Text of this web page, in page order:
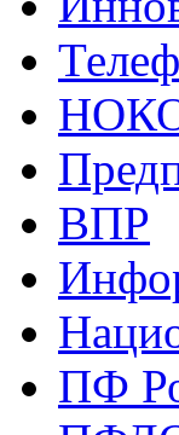
ВПР
ПФ